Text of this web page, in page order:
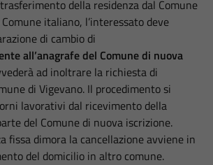
della residenza dal Comune
italiano, l’interessato deve
di cambio di
all’anagrafe del Comune di nuova
ad inoltrare la richiesta di
di Vigevano. Il procedimento si
lavorativi dal ricevimento della
del Comune di nuova iscrizione.
fissa dimora la cancellazione avviene in
del domicilio in altro comune.